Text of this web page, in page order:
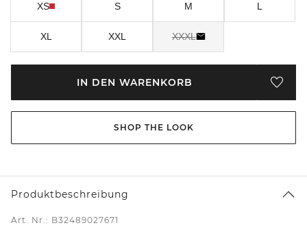
XS S M L
XL XXL XXXL
IN DEN WARENKORB
SHOP THE LOOK
Produktbeschreibung
Art. Nr.: B32489027671